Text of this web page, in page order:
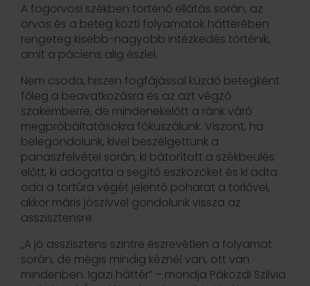
A fogorvosi székben történő ellátás során, az
orvos és a beteg közti folyamatok hátterében
rengeteg kisebb-nagyobb intézkedés történik,
amit a páciens alig észlel.
Nem csoda, hiszen fogfájással küzdő betegként
főleg a beavatkozásra és az azt végző
szakemberre, de mindenekelőtt a ránk váró
megpróbáltatásokra fókuszálunk. Viszont, ha
belegondolunk, kivel beszélgettünk a
panaszfelvétel során, ki bátorított a székbeülés
előtt, ki adogatta a segítő eszközöket és ki adta
oda a tortúra végét jelentő poharat a törlővel,
akkor máris jószívvel gondolunk vissza az
asszisztensre.
„A jó asszisztens szintre észrevétlen a folyamat
során, de mégis mindig kéznél van, ott van
mindenben. Igazi háttér” – mondja Pákozdi Szilvia